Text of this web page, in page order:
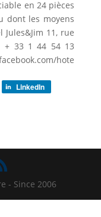
en 24 pièces
dont les moyens
11, rue
+ 33 1 44 54 13
hote
LinkedIn
- Since 2006